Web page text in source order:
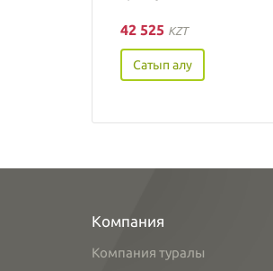
42 525 KZT
Сатып алу
Компания
Компания туралы